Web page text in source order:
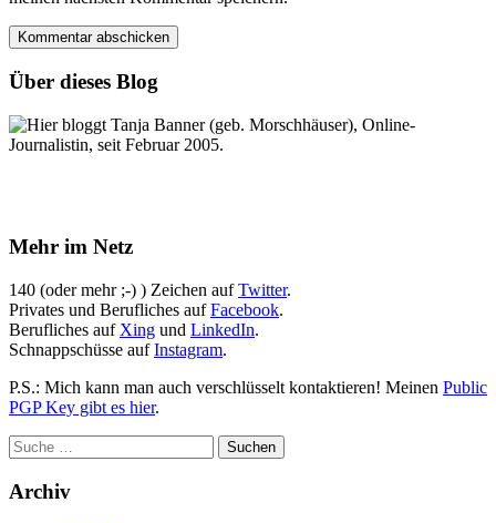
Über dieses Blog
Hier bloggt Tanja Banner (geb. Morschhäuser), Online-
Journalistin, seit Februar 2005.
Mehr im Netz
140 (oder mehr ;-) ) Zeichen aufTwitter.
Privates und Berufliches aufFacebook.
Berufliches auf Xing und LinkedIn.
Schnappschüsse aufInstagram.
P.S.: Mich kann man auch verschlüsselt kontaktieren! Meinen Public
PGP Key gibt es hier.
Archiv